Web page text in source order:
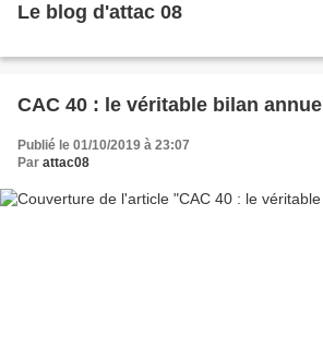
Le blog d'attac 08
CAC 40 : le véritable bilan annuel
Publié le 01/10/2019 à 23:07
Par attac08